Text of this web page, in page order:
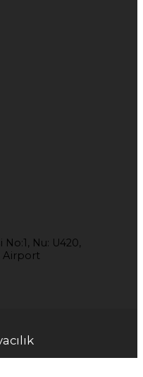
Nu: U420,
Airport